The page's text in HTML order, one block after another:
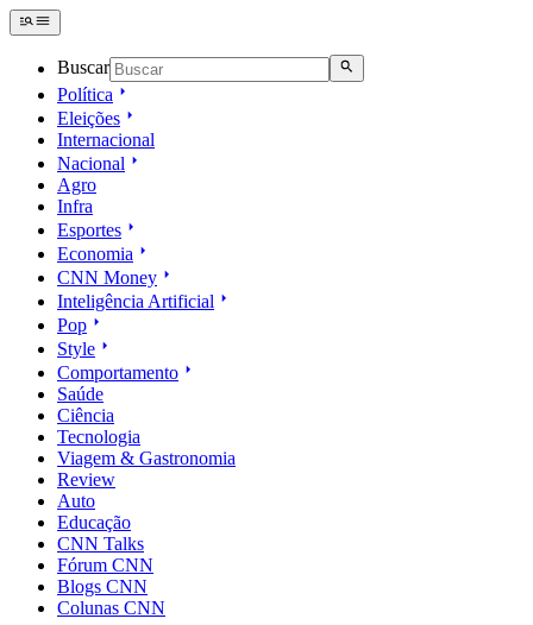
Buscar
Política
Eleições
Internacional
Nacional
Agro
Infra
Esportes
Economia
CNN Money
Inteligência Artificial
Pop
Style
Comportamento
Saúde
Ciência
Tecnologia
Viagem & Gastronomia
Review
Auto
Educação
CNN Talks
Fórum CNN
Blogs CNN
Colunas CNN